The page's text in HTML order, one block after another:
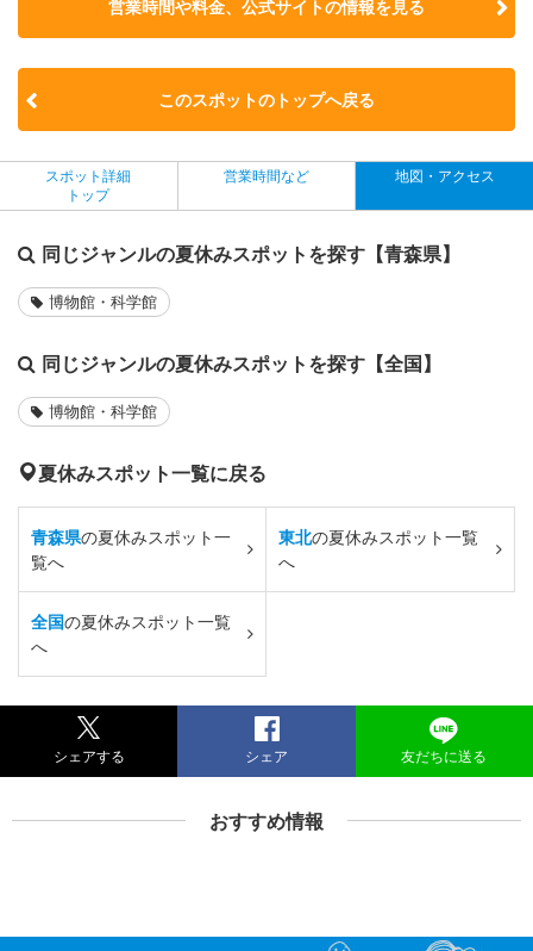
営業時間や料金、公式サイトの情報を見る
このスポットのトップへ戻る
スポット詳細
トップ
営業時間など 地図・アクセス
同じジャンルの夏休みスポットを探す【青森県】
博物館・科学館
同じジャンルの夏休みスポットを探す【全国】
博物館・科学館
夏休みスポット一覧に戻る
青森県の夏休みスポット一
覧へ
東北の夏休みスポット一覧
へ
全国の夏休みスポット一覧
へ
シェアする シェア 友だちに送る
おすすめ情報